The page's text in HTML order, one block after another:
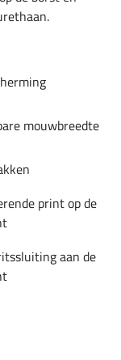
mouwbreedte
print op de
aan de